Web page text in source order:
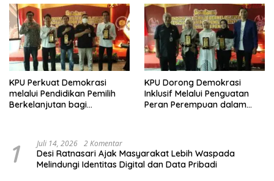
KPU Perkuat Demokrasi
melalui Pendidikan Pemilih
Berkelanjutan bagi
KPU Dorong Demokrasi
Inklusif Melalui Penguatan
Peran Perempuan dalam
1 Juli 14, 2026 2 Komentar
Desi Ratnasari Ajak Masyarakat Lebih Waspada
Melindungi Identitas Digital dan Data Pribadi